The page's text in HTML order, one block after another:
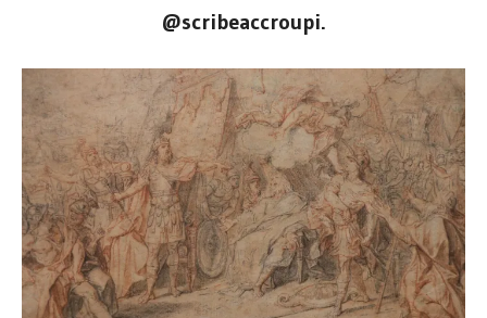
@scribeaccroupi.